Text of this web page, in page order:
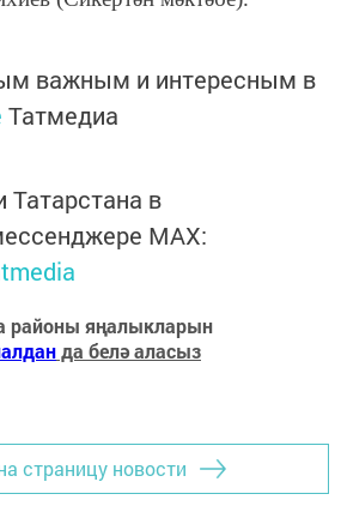
важным и интересным в
Татмедиа
Татарстана в
MАХ:
районы яңалыкларын
да белә аласыз
страницу новости